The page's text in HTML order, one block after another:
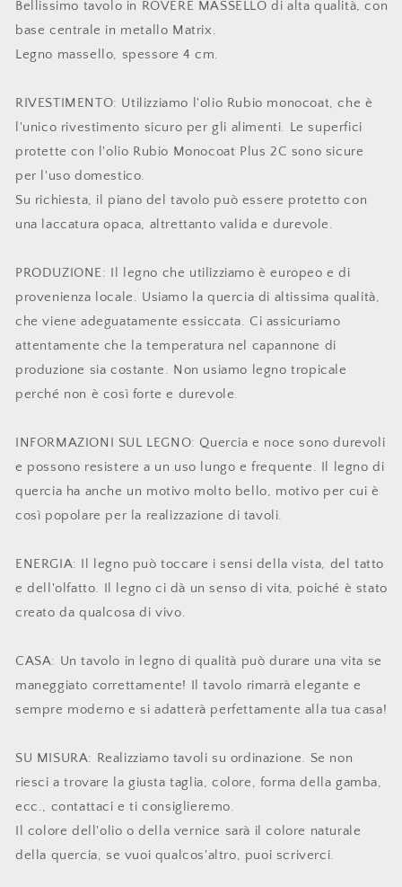
Bellissimo tavolo in ROVERE MASSELLO di alta qualità, con
base centrale in metallo Matrix.
Legno massello, spessore 4 cm.
RIVESTIMENTO: Utilizziamo l'olio Rubio monocoat, che è
l'unico rivestimento sicuro per gli alimenti. Le superfici
protette con l'olio Rubio Monocoat Plus 2C sono sicure
per l'uso domestico.
Su richiesta, il piano del tavolo può essere protetto con
una laccatura opaca, altrettanto valida e durevole.
PRODUZIONE: Il legno che utilizziamo è europeo e di
provenienza locale. Usiamo la quercia di altissima qualità,
che viene adeguatamente essiccata. Ci assicuriamo
attentamente che la temperatura nel capannone di
produzione sia costante. Non usiamo legno tropicale
perché non è così forte e durevole.
INFORMAZIONI SUL LEGNO: Quercia e noce sono durevoli
e possono resistere a un uso lungo e frequente. Il legno di
quercia ha anche un motivo molto bello, motivo per cui è
così popolare per la realizzazione di tavoli.
ENERGIA: Il legno può toccare i sensi della vista, del tatto
e dell'olfatto. Il legno ci dà un senso di vita, poiché è stato
creato da qualcosa di vivo.
CASA: Un tavolo in legno di qualità può durare una vita se
maneggiato correttamente! Il tavolo rimarrà elegante e
sempre moderno e si adatterà perfettamente alla tua casa!
SU MISURA: Realizziamo tavoli su ordinazione. Se non
riesci a trovare la giusta taglia, colore, forma della gamba,
ecc., contattaci e ti consiglieremo.
Il colore dell'olio o della vernice sarà il colore naturale
della quercia, se vuoi qualcos'altro, puoi scriverci.